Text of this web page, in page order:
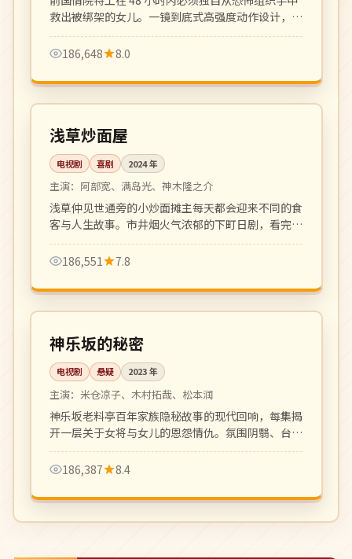
救出被绑架的女儿。一镜到底式高强度动作设计，紧
张感拉满。
186,648
8.0
日本
完结 全 10 集
浅草炒面屋
电视剧 喜剧 2024年
主演： 阿部宽、满岛光、神木隆之介
浅草仲见世通旁的小炒面摊主每天都会迎来不同的食
客与人生故事。市井烟火气浓郁的下町日剧，看完想
立刻吃一碗炒面。
186,551
7.8
日本
完结 全 10 集
神乐坂的秘密
电视剧 悬疑 2023年
主演： 米仓凉子、木村拓哉、松本润
神乐坂老料亭百年家族隐秘故事的现代回响，每集揭
开一层关于女将与女儿的恩怨情仇。氛围阴翳、台词
凝练。
186,387
8.4